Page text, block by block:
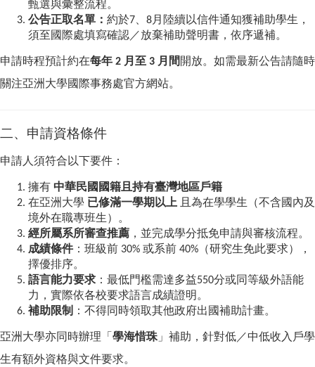
甄選與彙整流程。
公告正取名單： 約於7、8月陸續以信件通知獲補助學生，
須至國際處填寫確認／放棄補助聲明書，依序遞補。
申請時程預計約在每年 2 月至 3 月間 開放。如需最新公告請隨時
關注亞洲大學國際事務處官方網站。
二、申請資格條件
申請人須符合以下要件：
擁有 中華民國國籍且持有臺灣地區戶籍
在亞洲大學 已修滿一學期以上 且為在學學生（不含國內及
境外在職專班生）。
經所屬系所審查推薦 ，並完成學分抵免申請與審核流程。
成績條件：班級前 30% 或系前 40%（研究生免此要求），
擇優排序。
語言能力要求 ：最低門檻需達多益550分或同等級外語能
力，實際依各校要求語言成績證明。
補助限制
：不得同時領取其他政府出國補助計畫。
亞洲大學亦同時辦理「 學海惜珠」補助，針對低／中低收入戶學
生有額外資格與文件要求。